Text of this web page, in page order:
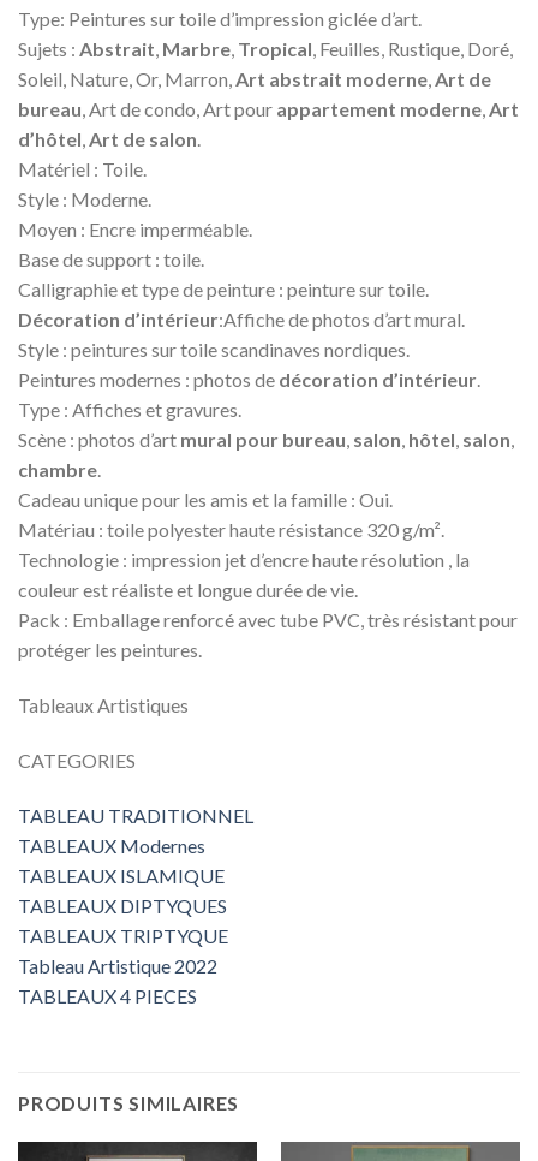
Type: Peintures sur toile d’impression giclée d’art.
Sujets : Abstrait, Marbre, Tropical, Feuilles, Rustique, Doré,
Soleil, Nature, Or, Marron,Art abstrait moderne,Art de
bureau, Art de condo, Art pour appartement moderne,Art
d’hôtel,Art de salon.
Matériel : Toile.
Style : Moderne.
Moyen : Encre imperméable.
Base de support : toile.
Calligraphie et type de peinture : peinture sur toile.
Décoration d’intérieur:Affiche de photos d’art mural.
Style : peintures sur toile scandinaves nordiques.
Peintures modernes : photos de décoration d’intérieur.
Type : Affiches et gravures.
Scène : photos d’art mural pour bureau, salon, hôtel, salon,
chambre.
Cadeau unique pour les amis et la famille : Oui.
Matériau : toile polyester haute résistance 320 g/m².
Technologie : impression jet d’encre haute résolution , la
couleur est réaliste et longue durée de vie.
Pack : Emballage renforcé avec tube PVC, très résistant pour
protéger les peintures.
Tableaux Artistiques
CATEGORIES
TABLEAU TRADITIONNEL
TABLEAUX Modernes
TABLEAUX ISLAMIQUE
TABLEAUX DIPTYQUES
TABLEAUX TRIPTYQUE
Tableau Artistique 2022
TABLEAUX 4 PIECES
PRODUITS SIMILAIRES